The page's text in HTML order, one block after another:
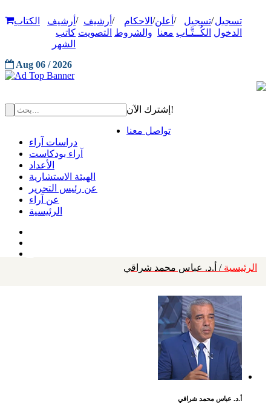
تسجيل
الدخول
/تسجيل
الكُــتَّـاب
/ أعلن
معنا
/ الاحكام
والشروط
/ أرشيف
التصويت
/ أرشيف
كاتب
الشهر
الكتاب
Aug 06 / 2026
إشترك الآن!
تواصل معنا
دراسات آراء
آراء بودكاست
الأعداد
الهيئة الاستشارية
عن رئيس التحرير
عن آراء
الرئيسية
الرئيسية / أ.د. عباس محمد شراقي
أ.د. عباس محمد شراقي